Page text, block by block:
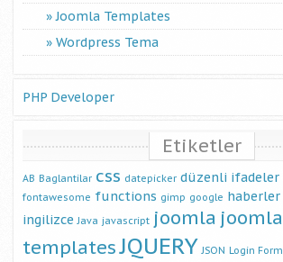
Joomla Templates
Wordpress Tema
PHP Developer
Etiketler
AB Baglantilar css datepicker düzenli ifadeler
fontawesome functions gimp google haberler
ingilizce Java javascript joomla joomla
templatesJQUERY JSON Login Form